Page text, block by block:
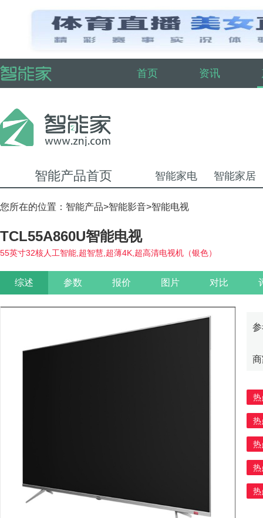
首页 资讯
智能产品首页 智能家电 智能家居
您所在的位置： 智能产品>智能影音>智能电视
TCL55A860U智能电视
55英寸32核人工智能,超智慧,超薄4K,超高清电视机（银色）
综述 参数 报价 图片 对比
热
热
热
热
热